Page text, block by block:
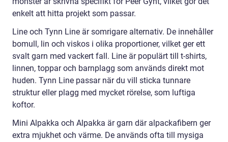
enkelt att hitta projekt som passar.
Line och Tynn Line är somrigare alternativ. De innehåller
bomull, lin och viskos i olika proportioner, vilket ger ett
svalt garn med vackert fall. Line är populärt till t-shirts,
linnen, toppar och barnplagg som används direkt mot
huden. Tynn Line passar när du vill sticka tunnare
struktur eller plagg med mycket rörelse, som luftiga
koftor.
Mini Alpakka och Alpakka är garn där alpackafibern ger
extra mjukhet och värme. De används ofta till mysiga